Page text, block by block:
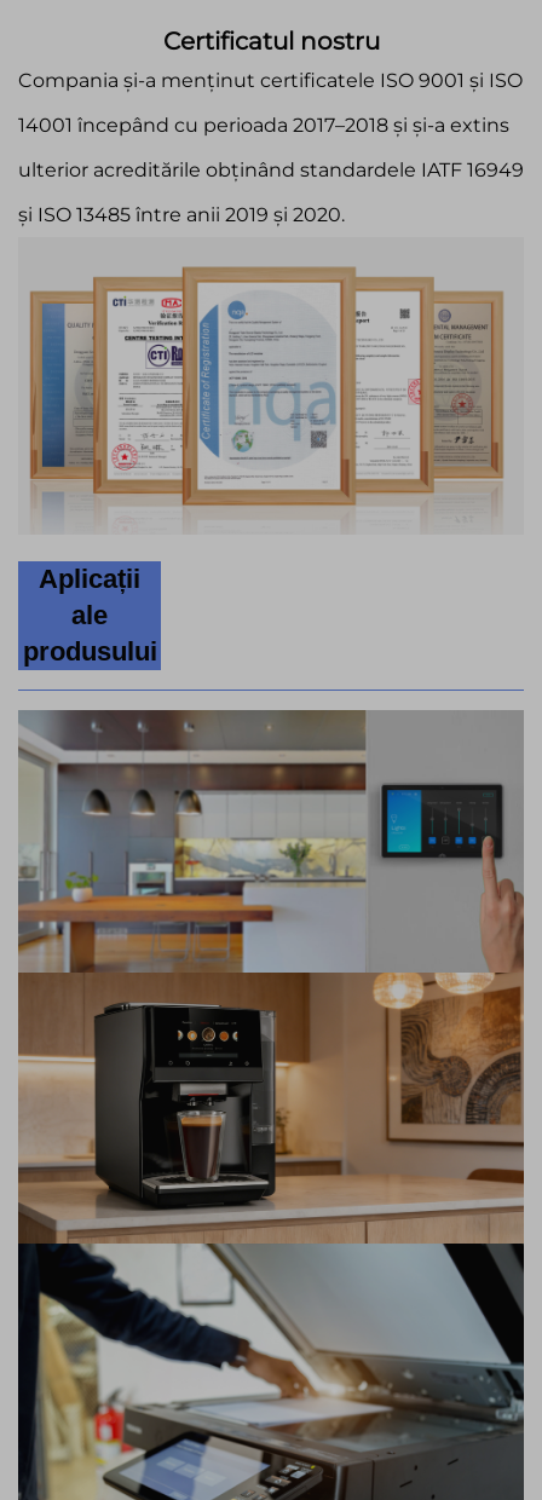
Certificatul nostru
Compania și-a menținut certificatele ISO 9001 și ISO
14001 începând cu perioada 2017–2018 și și-a extins
ulterior acreditările obținând standardele IATF 16949
și ISO 13485 între anii 2019 și 2020.
Aplicații
ale
produsului